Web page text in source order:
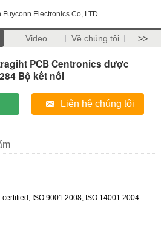
Fuyconn Electronics Co,.LTD
Video Về chúng tôi >>
PCB Centronics được
Bộ kết nối
Liên hệ chúng tôi
certified, ISO 9001:2008, ISO 14001:2004